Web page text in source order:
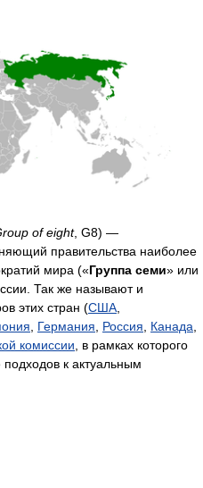
of eight, G8) —
правительства наиболее
мира («Группа семи» или
Так же называют и
этих стран (США,
, Германия, Россия, Канада,
комиссии, в рамках которого
к актуальным